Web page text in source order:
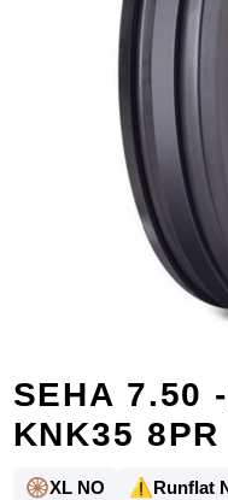
SEHA 7.50
KNK35 8PR
🛞XL NO ⚠️Runflat